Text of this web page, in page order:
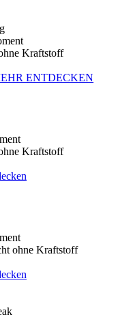
Kraftstoff
ENTDECKEN
Kraftstoff
ohne Kraftstoff